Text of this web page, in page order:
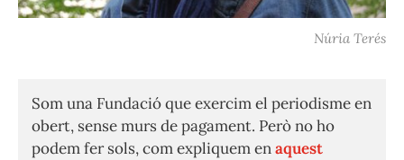
Núria Terés
Som una Fundació que exercim el periodisme en
obert, sense murs de pagament. Però no ho
podem fer sols, com expliquem enaquest